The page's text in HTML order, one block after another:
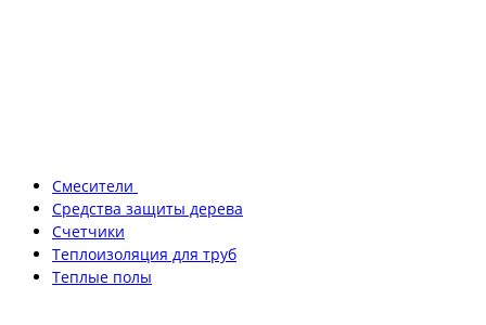
Смесители
Средства защиты дерева
Счетчики
Теплоизоляция для труб
Теплые полы